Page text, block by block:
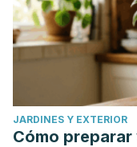
JARDINES Y EXTERIOR
Cómo